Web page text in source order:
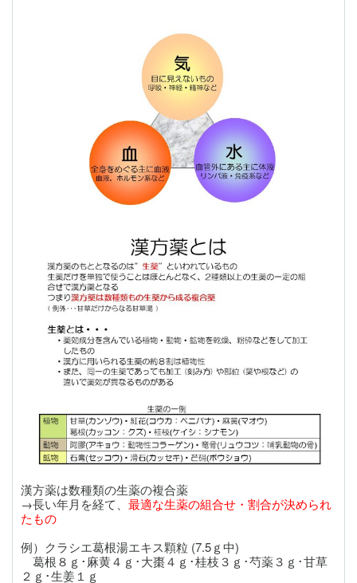
漢方薬は数種類の生薬の複合薬
→長い年月を経て、 最適な生薬の組合せ・割合が決められ
たもの
例）クラシエ葛根湯エキス顆粒 (7.5ｇ中)
葛根８ｇ･麻黄４ｇ･大棗４ｇ･桂枝３ｇ･芍薬３ｇ･甘草
２ｇ･生姜１ｇ